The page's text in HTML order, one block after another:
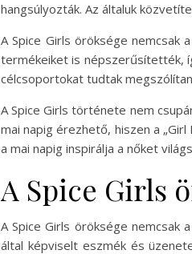
hangsúlyozták. Az általuk
A Spice Girls öröksége nemcsak
termékeiket is népszerűsítették,
célcsoportokat tudtak
A Spice Girls története nem
mai napig érezhető, hiszen a
a mai napig inspirálja a nőket
A Spice Girls
A Spice Girls öröksége nemcsak
által képviselt eszmék és